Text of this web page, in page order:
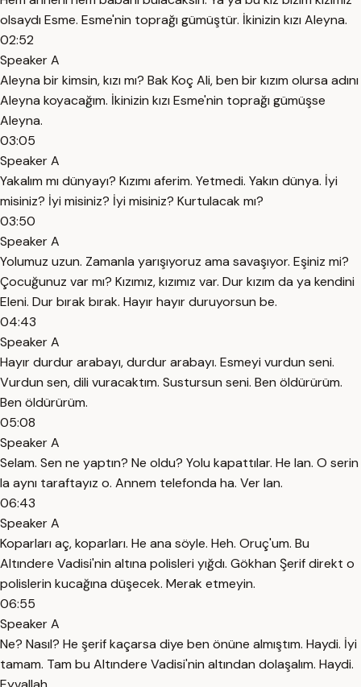
olsaydı Esme. Esme'nin toprağı gümüştür. İkinizin kızı Aleyna.
02:52
Speaker A
Aleyna bir kimsin, kızı mı? Bak Koç Ali, ben bir kızım olursa adını
Aleyna koyacağım. İkinizin kızı Esme'nin toprağı gümüşse
Aleyna.
03:05
Speaker A
Yakalım mı dünyayı? Kızımı aferim. Yetmedi. Yakın dünya. İyi
misiniz? İyi misiniz? İyi misiniz? Kurtulacak mı?
03:50
Speaker A
Yolumuz uzun. Zamanla yarışıyoruz ama savaşıyor. Eşiniz mi?
Çocuğunuz var mı? Kızımız, kızımız var. Dur kızım da ya kendini
Eleni. Dur bırak bırak. Hayır hayır duruyorsun be.
04:43
Speaker A
Hayır durdur arabayı, durdur arabayı. Esmeyi vurdun seni.
Vurdun sen, dili vuracaktım. Sustursun seni. Ben öldürürüm.
Ben öldürürüm.
05:08
Speaker A
Selam. Sen ne yaptın? Ne oldu? Yolu kapattılar. He lan. O serin
la aynı taraftayız o. Annem telefonda ha. Ver lan.
06:43
Speaker A
Koparları aç, koparları. He ana söyle. Heh. Oruç'um. Bu
Altındere Vadisi'nin altına polisleri yığdı. Gökhan Şerif direkt o
polislerin kucağına düşecek. Merak etmeyin.
06:55
Speaker A
Ne? Nasıl? He şerif kaçarsa diye ben önüne almıştım. Haydi. İyi
tamam. Tam bu Altındere Vadisi'nin altından dolaşalım. Haydi.